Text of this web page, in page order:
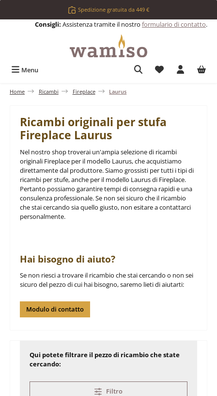
Passa al contenuto principaleSpedizione gratuita da 449 €
Consigli: Assistenza tramite il nostro formulario di contatto.
Menu Hai 0 articoli
Home Ricambi Fireplace Laurus
Ricambi originali per stufa
Fireplace Laurus
Nel nostro shop troverai un'ampia selezione di ricambi
originali Fireplace per il modello Laurus, che acquistiamo
direttamente dal produttore. Siamo grossisti per tutti i tipi di
ricambi per stufe, anche per il modello Laurus di Fireplace.
Pertanto possiamo garantire tempi di consegna rapidi e una
consulenza professionale. Se non sei sicuro che il ricambio
che stai cercando sia quello giusto, non esitare a contattarci
personalmente.
Hai bisogno di aiuto?
Se non riesci a trovare il ricambio che stai cercando o non sei
sicuro del pezzo di cui hai bisogno, saremo lieti di aiutarti:
Modulo di contatto
Qui potete filtrare il pezzo di ricambio che state
cercando:
Filtro